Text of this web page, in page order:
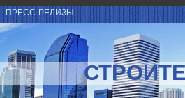
ПРЕСС-РЕЛИЗЫ